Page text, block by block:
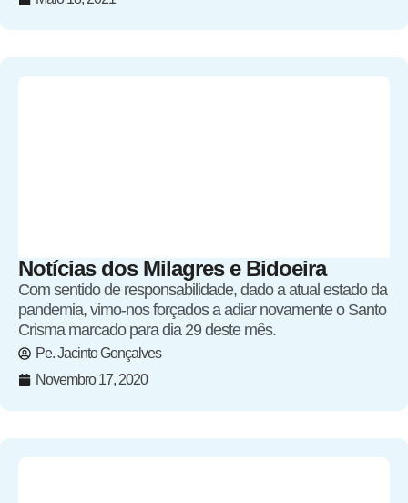
Notícias dos Milagres e Bidoeira
Com sentido de responsabilidade, dado a atual estado da
pandemia, vimo-nos forçados a adiar novamente o Santo
Crisma marcado para dia 29 deste mês.
Pe. Jacinto Gonçalves
Novembro 17, 2020